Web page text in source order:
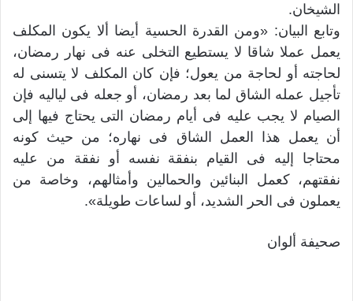
الشيخان.
وتابع البيان: «ومن القدرة الحسية أيضا ألا يكون المكلف
يعمل عملا شاقا لا يستطيع التخلى عنه فى نهار رمضان،
لحاجته أو لحاجة من يعول؛ فإن كان المكلف لا يتسنى له
تأجيل عمله الشاق لما بعد رمضان، أو جعله فى لياليه فإن
الصيام لا يجب عليه فى أيام رمضان التى يحتاج فيها إلى
أن يعمل هذا العمل الشاق فى نهاره؛ من حيث كونه
محتاجا إليه فى القيام بنفقة نفسه أو نفقة من عليه
نفقتهم، كعمل البنائين والحمالين وأمثالهم، وخاصة من
يعملون فى الحر الشديد، أو لساعات طويلة».
صحيفة ألوان